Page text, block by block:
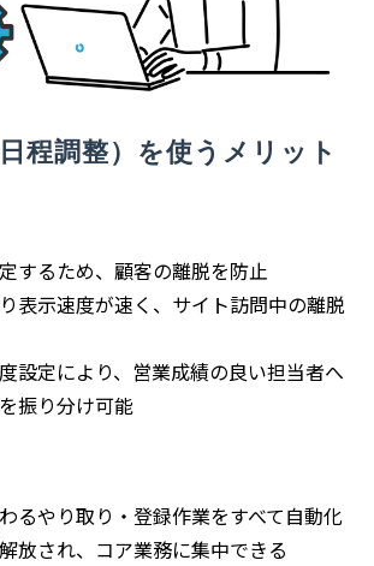
程調整）を使うメリット
するため、顧客の離脱を防止
表示速度が速く、サイト訪問中の離脱
設定により、営業成績の良い担当者へ
振り分け可能
るやり取り・登録作業をすべて自動化
放され、コア業務に集中できる